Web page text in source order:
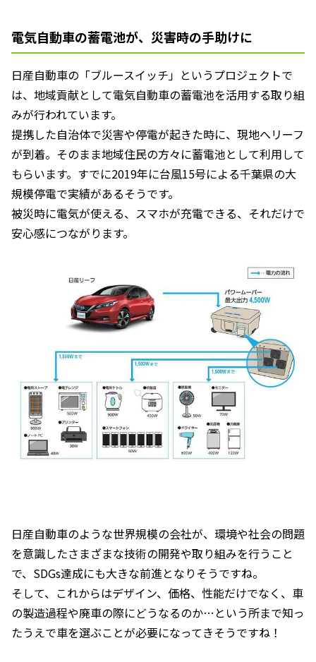
電気自動車の蓄電池が、災害時の手助けに
日産自動車の「ブルースイッチ」というプロジェクトで
は、地域貢献として電気自動車の蓄電池を活用する取り組
みが行われています。
提携した自治体で災害や停電が起きた時に、現地へリーフ
が到着。そのまま地域住民の方々に蓄電池として利用して
もらいます。すでに2019年に台風15号による千葉県の大
規模停電で実績があるそうです。
被災時に電気が使える、スマホが充電できる、それだけで
安心感につながります。
日産自動車のような世界規模の会社が、環境や社会の問題
を意識したさまざまな技術の開発や取り組みを行うこと
で、SDGs達成にも大きな前進となりそうですね。
そして、これからはデザイン、価格、性能だけでなく、車
の製造過程や廃車の際にどうなるのか…という所まで知っ
たうえで車を選ぶことが必要になってきそうですね！